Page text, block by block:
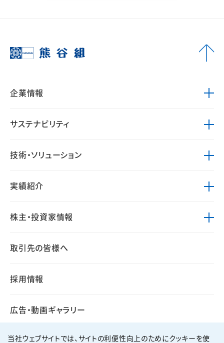
企業情報
サステナビリティ
技術・ソリューション
実績紹介
株主・投資家情報
取引先の皆様へ
採用情報
広告・動画ギャラリー
当社ウェブサイトでは、サイトの利便性向上のためにクッキーを使